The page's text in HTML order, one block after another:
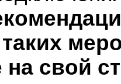
свой